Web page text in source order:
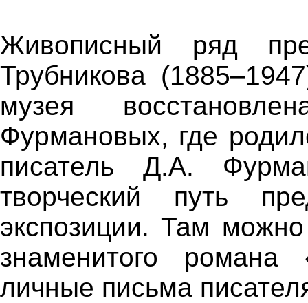
Живописный ряд
Трубникова
музея
Фурмановых, где
писатель Д.А.
творческий путь
экспозиции. Там
знаменитого
личные письма